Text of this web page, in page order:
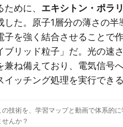
ために、 エキシトン・ポラ
した。原子1層分の薄さの半
子を強く結合させることで
ブリッド粒子」だ。光の速
兼ね備えており、電気信号
イッチング処理を実行できる
の技術を、学習マップと動画で体系的に
せんか？